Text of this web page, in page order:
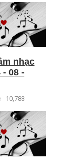
nhạc
- 08 -
10,783